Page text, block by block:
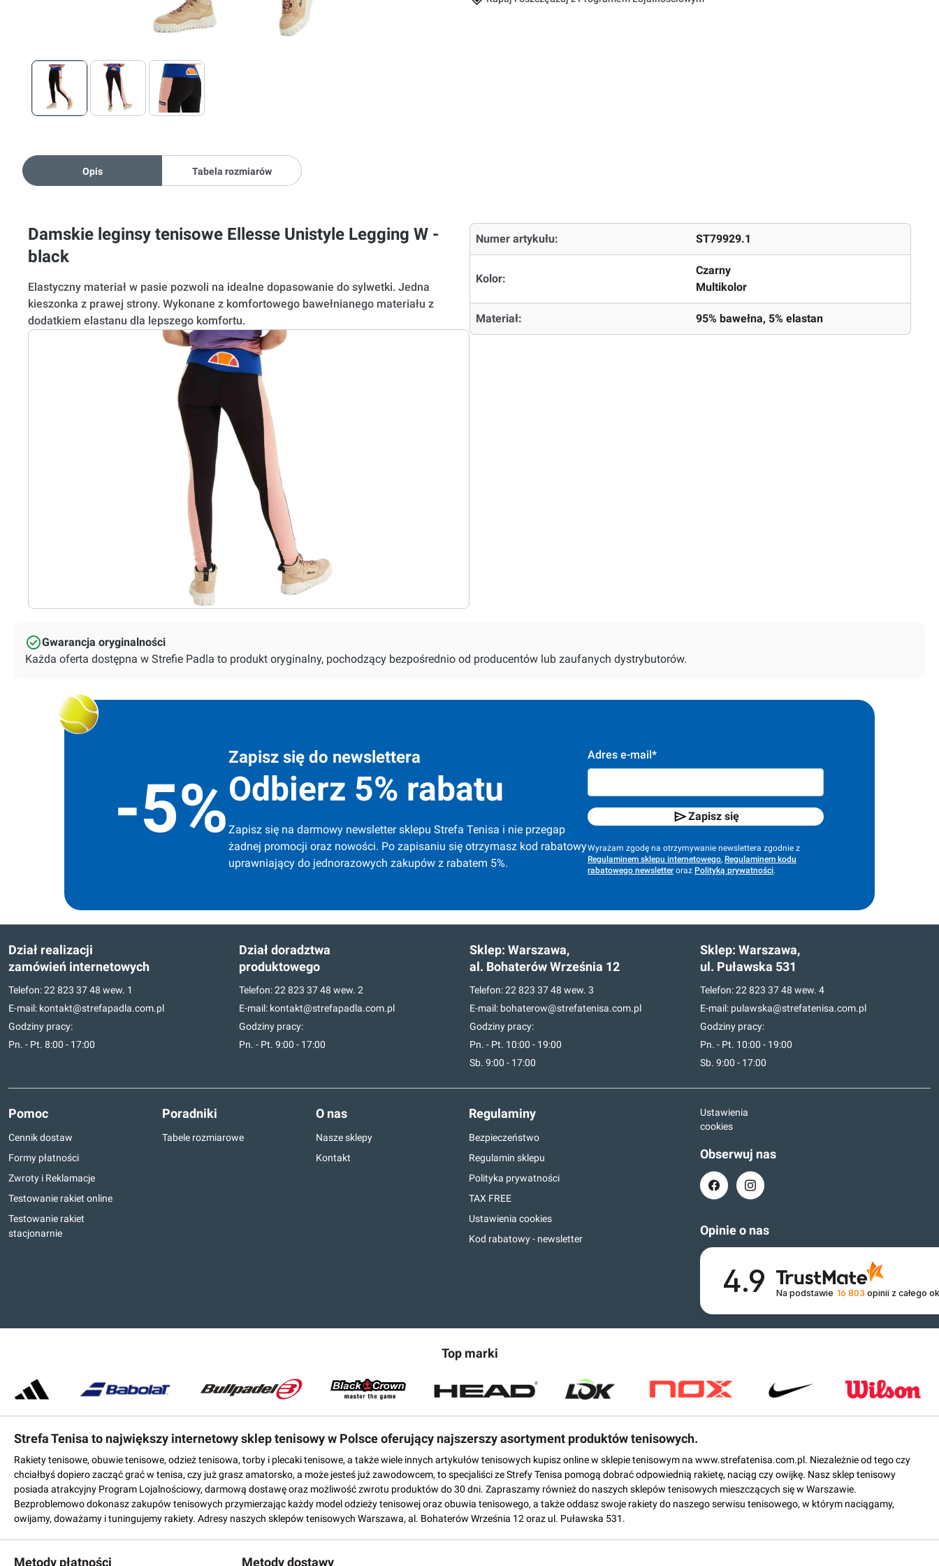
Opis Tabela rozmiarów
Damskie leginsy tenisowe Ellesse Unistyle Legging W -
black
Elastyczny materiał w pasie pozwoli na idealne dopasowanie do sylwetki. Jedna
kieszonka z prawej strony. Wykonane z komfortowego bawełnianego materiału z
dodatkiem elastanu dla lepszego komfortu.
Numer artykułu: ST79929.1
Kolor:
Czarny
Multikolor
Materiał: 95% bawełna, 5% elastan
Gwarancja oryginalności
Każda oferta dostępna w Strefie Padla to produkt oryginalny, pochodzący bezpośrednio od producentów lub zaufanych dystrybutorów.
-5%
Zapisz się do newslettera
Odbierz 5% rabatu
Zapisz się na darmowy newsletter sklepu Strefa Tenisa i nie przegap
żadnej promocji oraz nowości. Po zapisaniu się otrzymasz kod rabatowy
uprawniający do jednorazowych zakupów z rabatem 5%.
Adres e-mail*
Zapisz się
Wyrażam zgodę na otrzymywanie newslettera zgodnie z
Regulaminem sklepu internetowego, Regulaminem kodu
rabatowego newsletter oraz Polityką prywatności.
Dział realizacji
zamówień internetowych
Telefon:22 823 37 48 wew. 1
E-mail: kontakt@strefapadla.com.pl
Godziny pracy:
Pn. - Pt. 8:00 - 17:00
Dział doradztwa
produktowego
Telefon:22 823 37 48 wew. 2
E-mail: kontakt@strefapadla.com.pl
Godziny pracy:
Pn. - Pt. 9:00 - 17:00
Sklep: Warszawa,
al. Bohaterów Września 12
Telefon:22 823 37 48 wew. 3
E-mail: bohaterow@strefatenisa.com.pl
Godziny pracy:
Pn. - Pt. 10:00 - 19:00
Sb. 9:00 - 17:00
Sklep: Warszawa,
ul. Puławska 531
Telefon:22 823 37 48 wew. 4
E-mail: pulawska@strefatenisa.com.pl
Godziny pracy:
Pn. - Pt. 10:00 - 19:00
Sb. 9:00 - 17:00
Pomoc
Cennik dostaw
Formy płatności
Zwroty i Reklamacje
Testowanie rakiet online
Testowanie rakiet
stacjonarnie
Poradniki
Tabele rozmiarowe
O nas
Nasze sklepy
Kontakt
Regulaminy
Bezpieczeństwo
Regulamin sklepu
Polityka prywatności
TAX FREE
Ustawienia cookies
Kod rabatowy - newsletter
Ustawienia
cookies
Obserwuj nas
Opinie o nas
4.9 Na podstawie 16 803 opinii z całego
Top marki
Strefa Tenisa to największy internetowy sklep tenisowy w Polsce oferujący najszerszy asortyment produktów tenisowych.
Rakiety tenisowe, obuwie tenisowe, odzież tenisowa, torby i plecaki tenisowe, a także wiele innych artykułów tenisowych kupisz online w sklepie tenisowym na www.strefatenisa.com.pl. Niezależnie od tego czy
chciałbyś dopiero zacząć grać w tenisa, czy już grasz amatorsko, a może jesteś już zawodowcem, to specjaliści ze Strefy Tenisa pomogą dobrać odpowiednią rakietę, naciąg czy owijkę. Nasz sklep tenisowy
posiada atrakcyjny Program Lojalnościowy, darmową dostawę oraz możliwość zwrotu produktów do 30 dni. Zapraszamy również do naszych sklepów tenisowych mieszczących się w Warszawie.
Bezproblemowo dokonasz zakupów tenisowych przymierzając każdy model odzieży tenisowej oraz obuwia tenisowego, a także oddasz swoje rakiety do naszego serwisu tenisowego, w którym naciągamy,
owijamy, doważamy i tuningujemy rakiety. Adresy naszych sklepów tenisowych Warszawa, al. Bohaterów Września 12 oraz ul. Puławska 531.
Metody płatności Metody dostawy